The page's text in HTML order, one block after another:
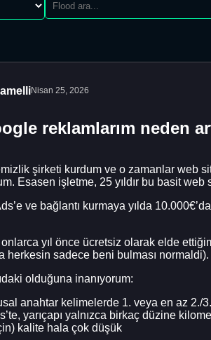
Nisan 25, 2026
reklamlarım neden
şirketi kurdum ve o zamanlar web
Esasen işletme, 25 yıldır bu basit
ve bağlantı kurmaya yılda
yıl önce ücretsiz olarak elde
herkesin sadece beni bulması
olduğuna inanıyorum:
anahtar kelimelerde 1. veya en az 2./
yarıçapı yalnızca birkaç düzine
kalite hala çok düşük